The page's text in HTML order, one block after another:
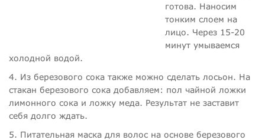
готова. Наносим
тонким слоем на
лицо. Через 15-20
минут умываемся
холодной водой.
4. Из березового сока также можно сделать лосьон. На
стакан березового сока добавляем: пол чайной ложки
лимонного сока и ложку меда. Результат не заставит
себя долго ждать.
5. Питательная маска для волос на основе березового